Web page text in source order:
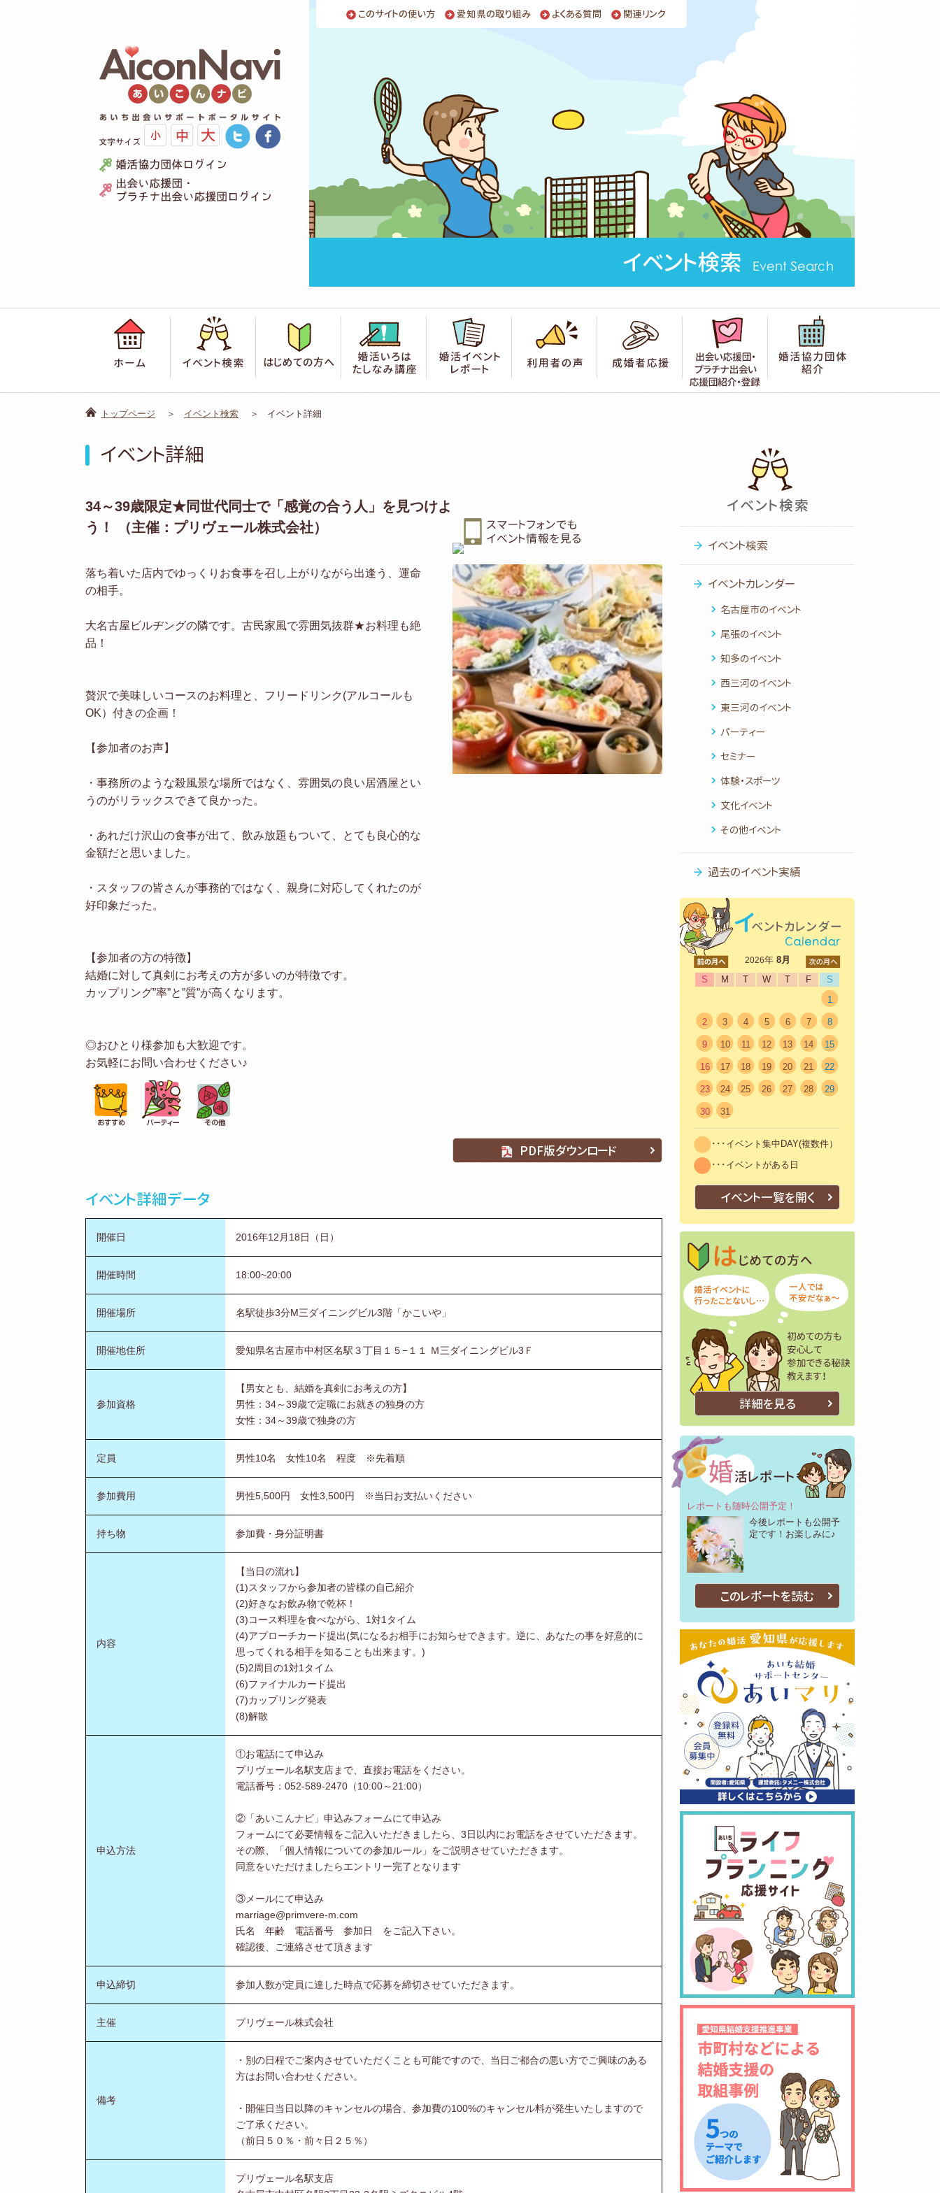
このサイトの使い方 愛知県の取り組み よくある質問 関連リンク
イベント検索 Event Search
婚活いろは たしなみ講座婚活イベントレポート 出会い応援団紹介・登録
トップページ イベント検索 イベント詳細
イベント詳細
34～39歳限定★同世代同士で「感覚の合う人」を見つけよ
う！ （主催：プリヴェール株式会社）
落ち着いた店内でゆっくりお食事を召し上がりながら出逢う、運命
の相手。
大名古屋ビルヂングの隣です。古民家風で雰囲気抜群★お料理も絶
品！
贅沢で美味しいコースのお料理と、フリードリンク(アルコールも
OK）付きの企画！
【参加者のお声】
・事務所のような殺風景な場所ではなく、雰囲気の良い居酒屋とい
うのがリラックスできて良かった。
・あれだけ沢山の食事が出て、飲み放題もついて、とても良心的な
金額だと思いました。
・スタッフの皆さんが事務的ではなく、親身に対応してくれたのが
好印象だった。
【参加者の方の特徴】
結婚に対して真剣にお考えの方が多いのが特徴です。
カップリング”率”と”質”が高くなります。
◎おひとり様参加も大歓迎です。
お気軽にお問い合わせください♪
PDF版ダウンロード
イベント詳細データ
開催日 2016年12月18日（日）
開催時間 18:00~20:00
開催場所 名駅徒歩3分M三ダイニングビル3階「かこいや」
開催地住所 愛知県名古屋市中村区名駅３丁目１５−１１ Ｍ三ダイニングビル3Ｆ
参加資格
【男女とも、結婚を真剣にお考えの方】
男性：34～39歳で定職にお就きの独身の方
女性：34～39歳で独身の方
定員 男性10名 女性10名 程度 ※先着順
参加費用 男性5,500円 女性3,500円 ※当日お支払いください
持ち物 参加費・身分証明書
内容
【当日の流れ】
(1)スタッフから参加者の皆様の自己紹介
(2)好きなお飲み物で乾杯！
(3)コース料理を食べながら、1対1タイム
(4)アプローチカード提出(気になるお相手にお知らせできます。逆に、あなたの事を好意的に
思ってくれる相手を知ることも出来ます。)
(5)2周目の1対1タイム
(6)ファイナルカード提出
(7)カップリング発表
(8)解散
申込方法
①お電話にて申込み
プリヴェール名駅支店まで、直接お電話をください。
電話番号：052-589-2470（10:00～21:00）
②「あいこんナビ」申込みフォームにて申込み
フォームにて必要情報をご記入いただきましたら、3日以内にお電話をさせていただきます。
その際、「個人情報についての参加ルール」をご説明させていただきます。
同意をいただけましたらエントリー完了となります
③メールにて申込み
marriage@primvere-m.com
氏名 年齢 電話番号 参加日 をご記入下さい。
確認後、ご連絡させて頂きます
申込締切 参加人数が定員に達した時点で応募を締切させていただきます。
主催 プリヴェール株式会社
備考
・別の日程でご案内させていただくことも可能ですので、当日ご都合の悪い方でご興味のある
方はお問い合わせください。
・開催日当日以降のキャンセルの場合、参加費の100%のキャンセル料が発生いたしますので
ご了承ください。
（前日５０％・前々日２５％）
プリヴェール名駅支店
イベント検索
イベントカレンダー
名古屋市のイベント
尾張のイベント
知多のイベント
西三河のイベント
東三河のイベント
パーティー
セミナー
体験・スポーツ
文化イベント
その他イベント
過去のイベント実績
2026年 8月
S
M T W T F
S
1
2 3 4 5 6 7 8
9 10 11 12 13 14 15
16 17 18 19 20 21 22
23 24 25 26 27 28 29
30 31
･･･イベント集中DAY(複数件）
･･･イベントがある日
イベント一覧を開く
詳細を見る
レポートも随時公開予定！
今後レポートも公開予
定です！お楽しみに♪
このレポートを読む